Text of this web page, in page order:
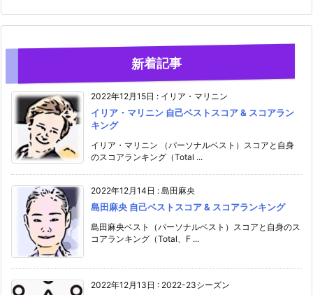
新着記事
2022年12月15日 : イリア・マリニン
イリア・マリニン 自己ベストスコア & スコアラン
キング
イリア・マリニン （パーソナルベスト）スコアと自身
のスコアランキング（Total ...
2022年12月14日 : 島田麻央
島田麻央 自己ベストスコア & スコアランキング
島田麻央ベスト（パーソナルベスト）スコアと自身のス
コアランキング（Total、F ...
2022年12月13日 : 2022-23シーズン